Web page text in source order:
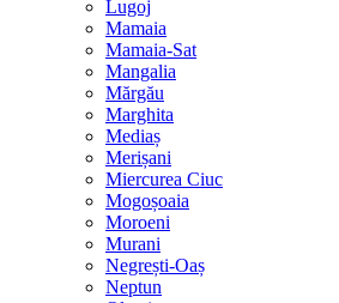
Lugoj
Mamaia
Mamaia-Sat
Mangalia
Mărgău
Marghita
Mediaș
Merișani
Miercurea Ciuc
Mogoșoaia
Moroeni
Murani
Negrești-Oaș
Neptun